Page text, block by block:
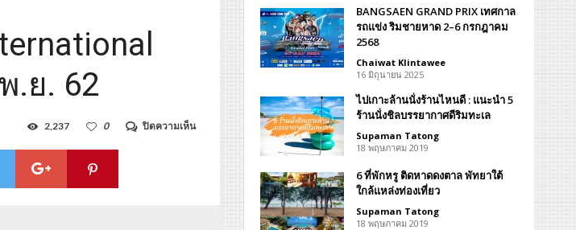
.ย. 62
ปิดความเห็นบน
0
2,237
BANGSAEN GRAND PRIX เทศกาล
รถแข่ง ริมชายหาด 2–6 กรกฎาคม
2568
Chaiwat Klintawee
16 มิถุนายน 2025
ไปเกาะล้านนั่งร้านไหนดี : แนะนำ 5
ร้านนั่งชิลบรรยากาศดีริมทะเล
Supaman Tatong
18 พฤษภาคม 2019
6 ที่พักหรู ติดหาดดงตาล พัทยาใต้
ใกล้แหล่งท่องเที่ยว
Supaman Tatong
18 พฤษภาคม 2019